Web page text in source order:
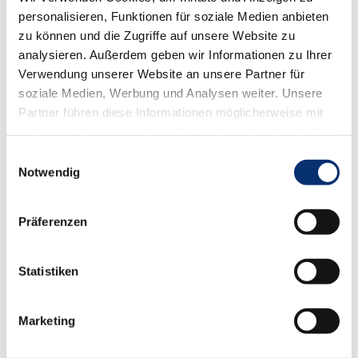
personalisieren, Funktionen für soziale Medien anbieten
zu können und die Zugriffe auf unsere Website zu
analysieren. Außerdem geben wir Informationen zu Ihrer
Verwendung unserer Website an unsere Partner für
soziale Medien, Werbung und Analysen weiter. Unsere
Partner führen diese Informationen möglicherweise mit
gesammelt haben.
Notwendig
Präferenzen
Statistiken
Marketing
Abschluss
Teilnahmebescheinigung
Technologien und Methoden entwickeln sich schnell
weiter. Eine Weiterbildung hilft dir, auf dem neuesten
deinem Fachgebiet zu werden.